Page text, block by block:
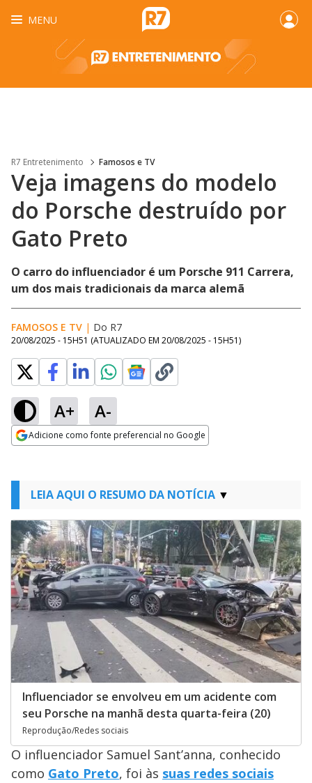
MENU
R7 Entretenimento Famosos e TV
Veja imagens do modelo
do Porsche destruído por
Gato Preto
O carro do influenciador é um Porsche 911 Carrera,
um dos mais tradicionais da marca alemã
FAMOSOS E TV | Do R7
20/08/2025 - 15H51 (ATUALIZADO EM 20/08/2025 - 15H51)
A+ A-
Adicione como fonte preferencial no Google
LEIA AQUI O RESUMO DA NOTÍCIA
Influenciador se envolveu em um acidente com
seu Porsche na manhã desta quarta-feira (20)
Reprodução/Redes sociais
O influenciador Samuel Sant’anna, conhecido
como Gato Preto, foi às suas redes sociais